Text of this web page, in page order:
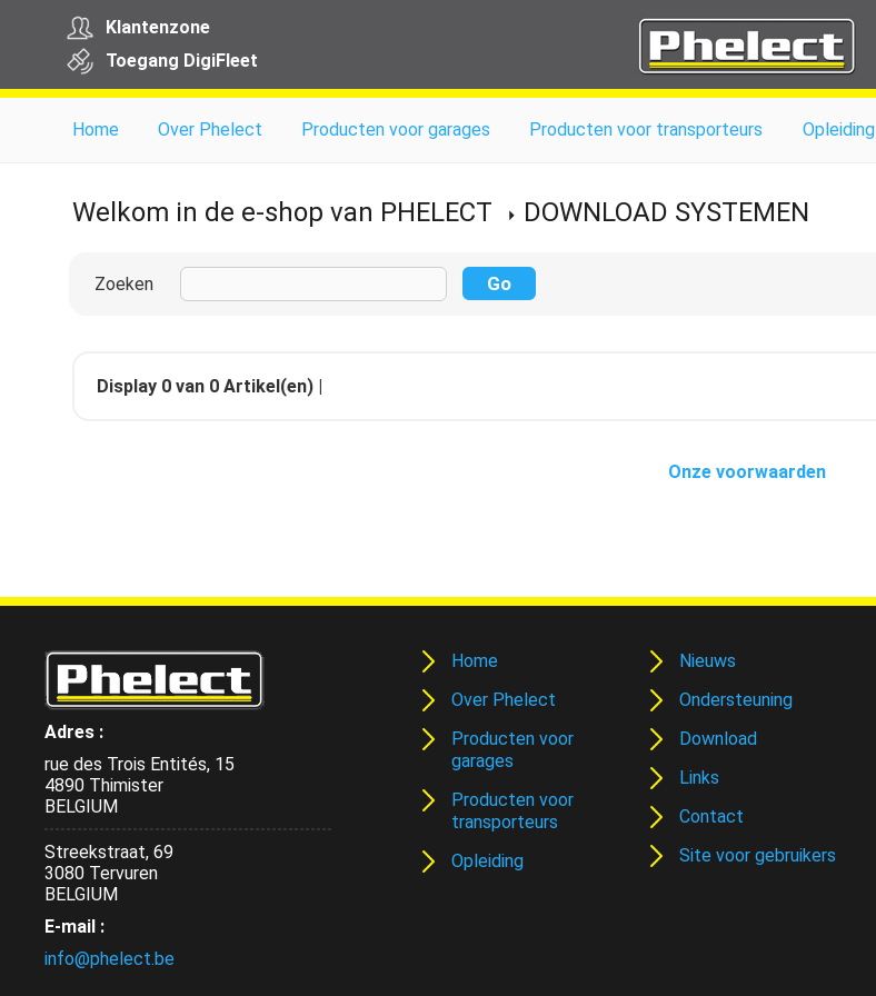
Klantenzone
Toegang DigiFleet
Home Over Phelect Producten voor garages Producten voor transporteurs Opleiding
Welkom in de e-shop van PHELECT DOWNLOAD SYSTEMEN
Zoeken
Display 0 van 0 Artikel(en) |
Onze voorwaarden
Adres :
rue des Trois Entités, 15
4890 Thimister
BELGIUM
Streekstraat, 69
3080 Tervuren
BELGIUM
E-mail :
info@phelect.be
Home
Over Phelect
Producten voor
garages
Producten voor
transporteurs
Opleiding
Nieuws
Ondersteuning
Download
Links
Contact
Site voor gebruikers